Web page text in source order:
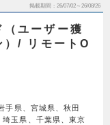
掲載期間 26/07/02～26/08/26
ユーザー獲
）/ リモートO
手県、宮城県、秋田
玉県、千葉県、東京